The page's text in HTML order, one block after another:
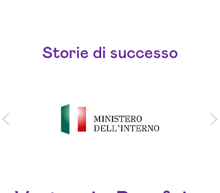
Storie di successo